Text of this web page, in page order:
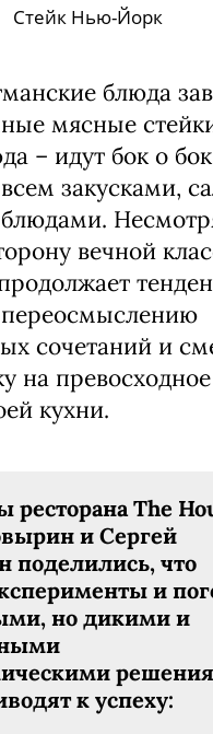
Стейк Нью-Йорк
блюда
мясные
– идут бок о
закусками,
вечной
сочетаний и
на превосходное
кухни.
ресторана The
и Сергей
поделились, что
и
но дикими и
к успеху: